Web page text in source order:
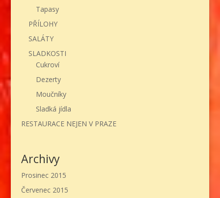
Tapasy
PŘÍLOHY
SALÁTY
SLADKOSTI
Cukroví
Dezerty
Moučníky
Sladká jídla
RESTAURACE NEJEN V PRAZE
Archivy
Prosinec 2015
Červenec 2015